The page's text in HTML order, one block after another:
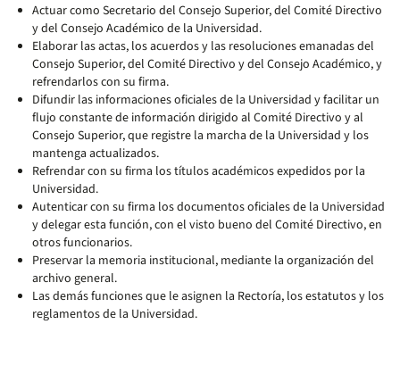
Actuar como Secretario del Consejo Superior, del Comité Directivo
y del Consejo Académico de la Universidad.
Elaborar las actas, los acuerdos y las resoluciones emanadas del
Consejo Superior, del Comité Directivo y del Consejo Académico, y
refrendarlos con su firma.
Difundir las informaciones oficiales de la Universidad y facilitar un
flujo constante de información dirigido al Comité Directivo y al
Consejo Superior, que registre la marcha de la Universidad y los
mantenga actualizados.
Refrendar con su firma los títulos académicos expedidos por la
Universidad.
Autenticar con su firma los documentos oficiales de la Universidad
y delegar esta función, con el visto bueno del Comité Directivo, en
otros funcionarios.
Preservar la memoria institucional, mediante la organización del
archivo general.
Las demás funciones que le asignen la Rectoría, los estatutos y los
reglamentos de la Universidad.